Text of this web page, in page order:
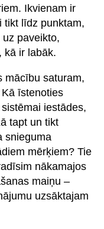
Ikvienam ir
tikt līdz punktam,
paveikto,
kā ir labāk.
mācību saturam,
īstenoties
iestādes,
tapt un tikt
snieguma
mērķiem? Tie
nākamajos
maiņu –
uzsāktajam